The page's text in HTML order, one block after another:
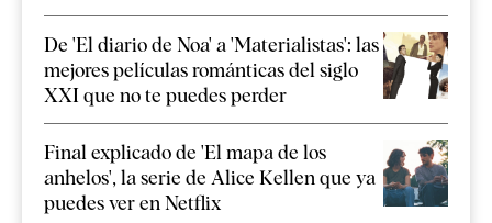
De 'El diario de Noa' a 'Materialistas': las
mejores películas románticas del siglo
XXI que no te puedes perder
Final explicado de 'El mapa de los
anhelos', la serie de Alice Kellen que ya
puedes ver en Netflix